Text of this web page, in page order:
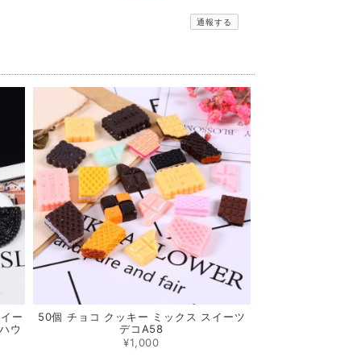
通報する
ー
ウ
50個 チョコ クッキー ミックス スイーツ
デコA58
¥1,000